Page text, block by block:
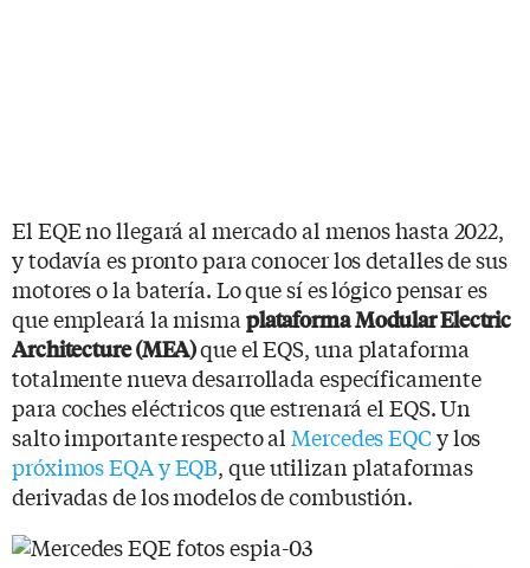
El EQE no llegará al mercado al menos hasta 2022,
y todavía es pronto para conocer los detalles de sus
motores o la batería. Lo que sí es lógico pensar es
que empleará la misma plataformaModular Electric
Architecture (MEA)que el EQS, una plataforma
totalmente nueva desarrollada específicamente
para coches eléctricos que estrenará el EQS. Un
salto importante respecto al Mercedes EQCy los
próximos EQA y EQB, que utilizan plataformas
derivadas de los modelos de combustión.